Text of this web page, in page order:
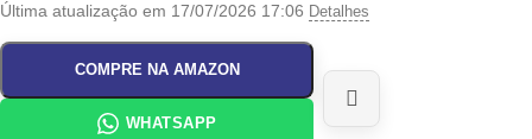
Última atualização em 17/07/2026 17:06 Detalhes
COMPRE NA AMAZON
WHATSAPP